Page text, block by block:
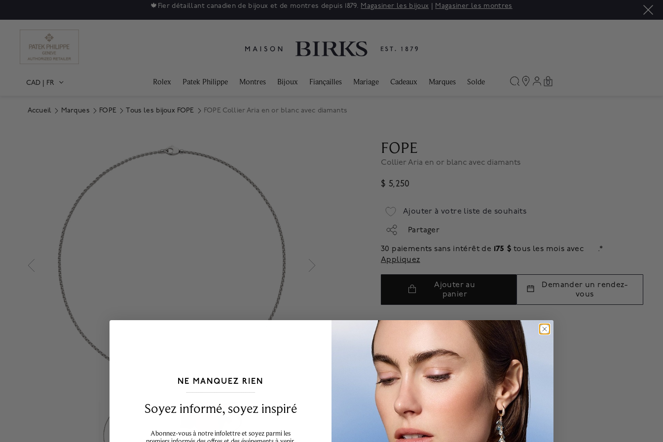
🍁 Fier détaillant canadien de bijoux et de montres depuis 1879. Magasiner les bijoux | Magasiner les montres
CAD | FR Rolex Patek Philippe Montres Bijoux Fiançailles Mariage Cadeaux Marques Solde 0
Accueil Marques FOPE Tous les bijoux FOPE FOPE Collier Aria en or blanc avec diamants
FOPE
Collier Aria en or blanc avec diamants
$ 5,250
Ajouter à votre liste de souhaits
Partager
30 paiements sans intérêt de 175 $ tous les mois avec
.*
Appliquez
Ajouter au
panier
Demander un rendez-
vous
NE MANQUEZ RIEN
Soyez informé, soyez inspiré
Abonnez-vous à notre infolettre et soyez parmi les